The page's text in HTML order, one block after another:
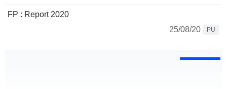
FP : Report 2020
25/08/20
PU